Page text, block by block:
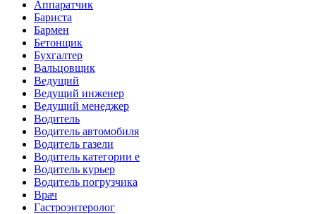
Аппаратчик
Бариста
Бармен
Бетонщик
Бухгалтер
Вальцовщик
Ведущий
Ведущий инженер
Ведущий менеджер
Водитель
Водитель автомобиля
Водитель газели
Водитель категории е
Водитель курьер
Водитель погрузчика
Врач
Гастроэнтеролог